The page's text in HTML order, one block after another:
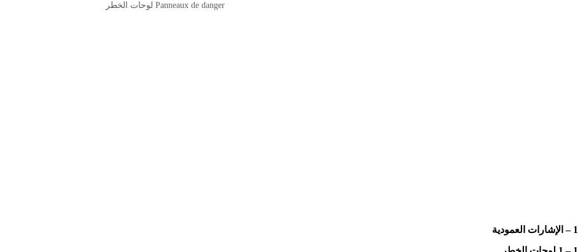
Panneaux de danger لوحات الخطر
1 – الإشارات العمودية